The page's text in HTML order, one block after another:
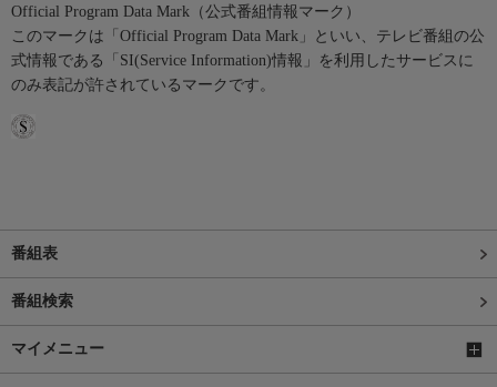
Official Program Data Mark（公式番組情報マーク）
このマークは「Official Program Data Mark」といい、テレビ番組の公
式情報である「SI(Service Information)情報」を利用したサービスに
のみ表記が許されているマークです。
番組表
番組検索
マイメニュー